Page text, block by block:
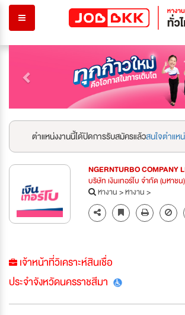
ตำแหน่งงานนี้ได้ปิดการรับสมัครแล้วสนใจตำแห
NGERNTURBO COMPANY
บริษัท เงินเทอร์โบ จำกัด (มหาชน)
หางาน>หางาน>
เจ้าหน้าที่วิเคราะห์สินเชื่อ
ประจำจังหวัดนครราชสีมา